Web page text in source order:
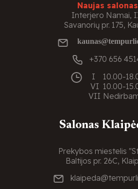
Naujas
Interjero Namai,
Savanorių pr. 175,
+370 656
I
10.00-
VI 10.00-
VII
Salonas
Prekybos miestelis
Baltijos pr. 26C,